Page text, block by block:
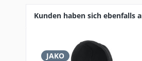
Kunden haben sich ebenfalls
JAKO